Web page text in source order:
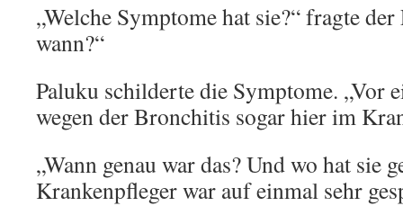
„Welche Symptome hat sie?“ fragte
wann?“
Paluku schilderte die Symptome. „Vor
wegen der Bronchitis sogar hier im
„Wann genau war das? Und wo hat sie
Krankenpfleger war auf einmal sehr